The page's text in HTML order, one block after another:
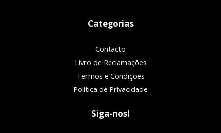
Categorias
Contacto
Livro de Reclamações
Termos e Condições
Política de Privacidade
Siga-nos!